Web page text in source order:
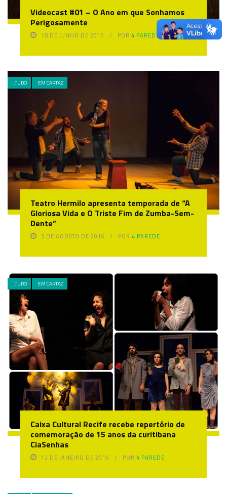
Videocast #01 – O Ano em que Sonhamos
Perigosamente
18 DE JUNHO DE 2015 POR4 PAREDE
.TUDO EM CARTAZ
Teatro Hermilo apresenta temporada de “A
Gloriosa Vida e O Triste Fim de Zumba-Sem-
Dente”
3 DE AGOSTO DE 2016 POR4 PAREDE
.TUDO EM CARTAZ
Caixa Cultural Recife recebe repertório de
comemoração de 15 anos da curitibana
CiaSenhas
12 DE JANEIRO DE 2016 POR4 PAREDE